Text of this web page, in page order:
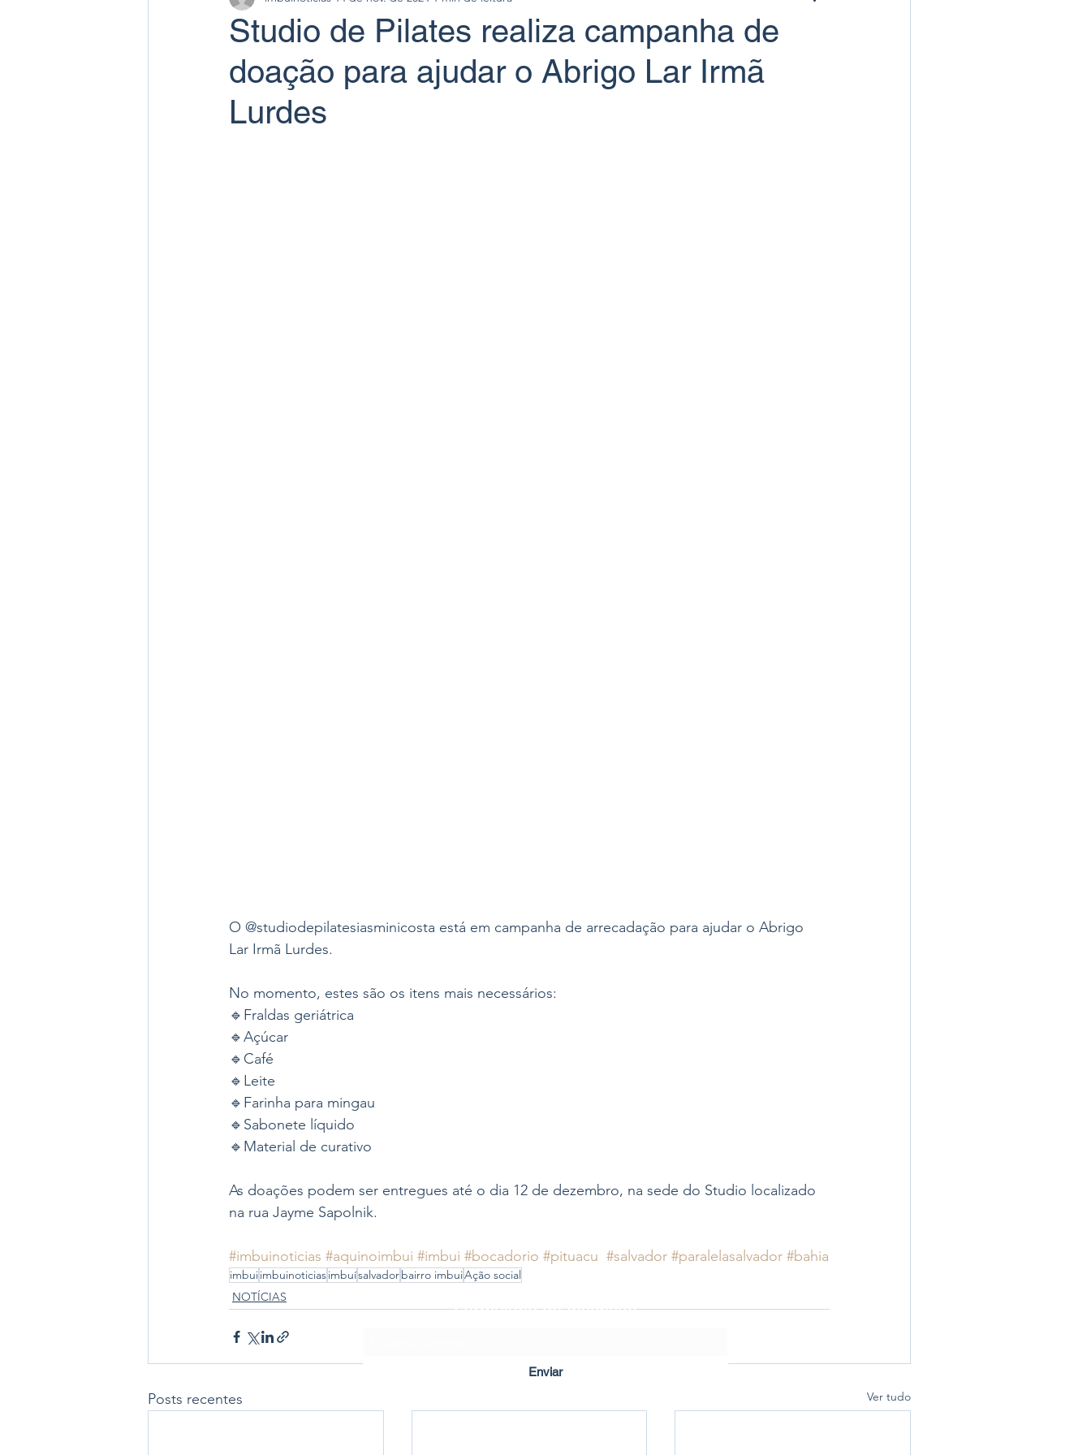
Studio de Pilates realiza campanha de
doação para ajudar o Abrigo Lar Irmã
Lurdes
O @studiodepilatesiasminicosta está em campanha de arrecadação para ajudar o Abrigo
Lar Irmã Lurdes.
No momento, estes são os itens mais necessários:
🔹Fraldas geriátrica
🔹Açúcar
🔹Café
🔹Leite
🔹Farinha para mingau
🔹Sabonete líquido
🔹Material de curativo
As doações podem ser entregues até o dia 12 de dezembro, na sede do Studio localizado
na rua Jayme Sapolnik.
#imbuinoticias #aquinoimbui #imbui #bocadorio #pituacu #salvador #paralelasalvador #bahia
imbuiimbuinoticiasimbuísalvadorbairro imbuiAção social
NOTÍCIAS
Posts recentes Ver tudo
Formulário de Inscrição
Enviar